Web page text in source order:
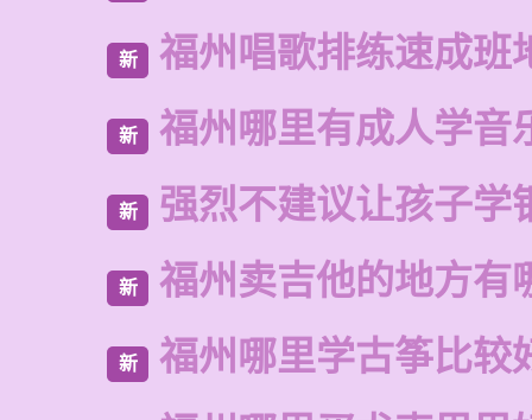
新 福州唱歌排练速成班
新 福州哪里有成人学音
新 强烈不建议让孩子学
新 福州卖吉他的地方有
新 福州哪里学古筝比较